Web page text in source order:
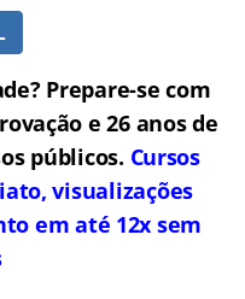
Prepare-se com
e 26 anos de
públicos. Cursos
visualizações
em até 12x sem